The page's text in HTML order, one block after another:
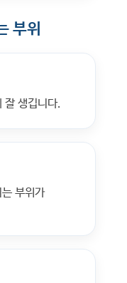
부위
잘 생깁니다.
부위가